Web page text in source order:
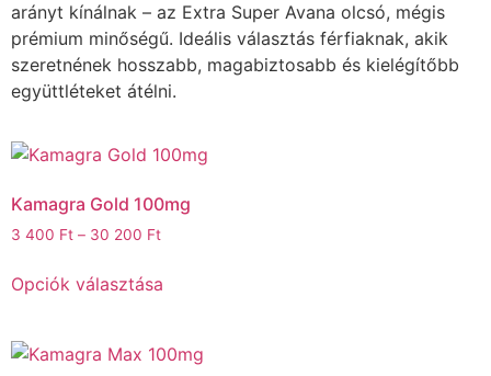
arányt kínálnak – az Extra Super Avana olcsó, mégis
prémium minőségű. Ideális választás férfiaknak, akik
szeretnének hosszabb, magabiztosabb és kielégítőbb
együttléteket átélni.
Kamagra Gold 100mg
3 400 Ft – 30 200 Ft
Opciók választása